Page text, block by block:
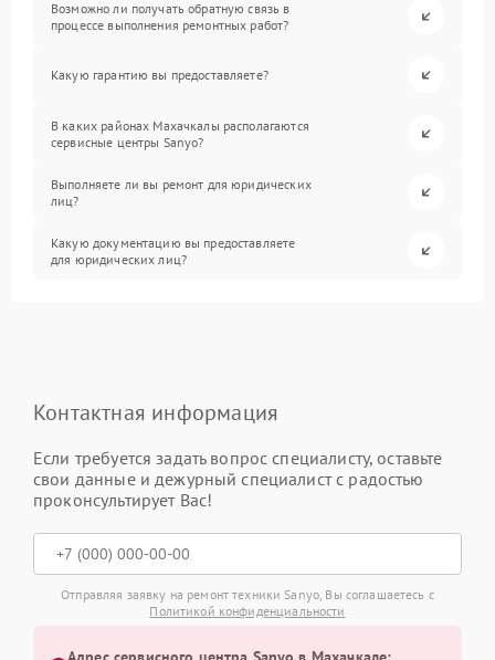
Возможно ли получать обратную связь в
процессе выполнения ремонтных работ?
Какую гарантию вы предоставляете?
В каких районах Махачкалы располагаются
сервисные центры Sanyo?
Выполняете ли вы ремонт для юридических
лиц?
Какую документацию вы предоставляете
для юридических лиц?
Контактная информация
Если требуется задать вопрос специалисту, оставьте
свои данные и дежурный специалист с радостью
проконсультирует Вас!
Отправляя заявку на ремонт техники Sanyo, Вы соглашаетесь с
Политикой конфиденциальности